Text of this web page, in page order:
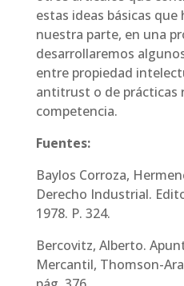
estas ideas básicas
nuestra parte, en una
desarrollaremos
entre propiedad
antitrust o de prácticas
competencia.
Fuentes:
Baylos Corroza,
Derecho Industrial.
1978. P. 324.
Bercovitz, Alberto.
Mercantil, Thomson-